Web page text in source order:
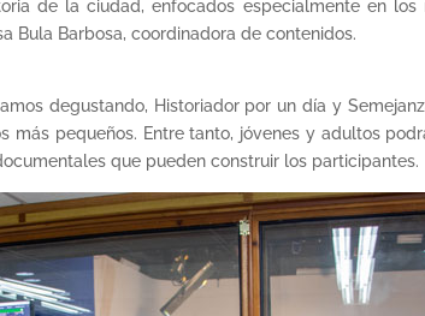
de la ciudad, enfocados especialmente en
Bula Barbosa, coordinadora de contenidos.
degustando, Historiador por un día y
pequeños. Entre tanto, jóvenes y adultos
que pueden construir los participantes.